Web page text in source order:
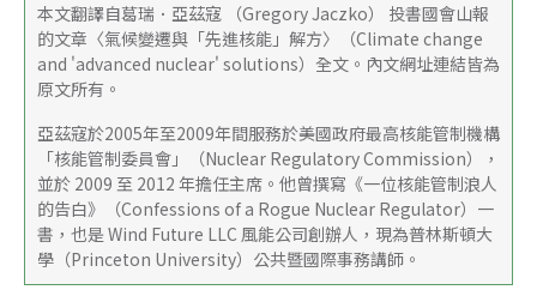
本文翻譯自葛瑞．亞茲寇 （Gregory Jaczko） 投書國會山報
的文章〈氣候變遷與「先進核能」解方〉（Climate change
and 'advanced nuclear' solutions）全文。內文網址連結皆為
原文所有。
亞茲寇於2005年至2009年間服務於美國政府最高核能管制機構
「核能管制委員會」（Nuclear Regulatory Commission），
並於 2009 至 2012 年擔任主席。他曾撰寫《一位核能管制浪人
的告白》（Confessions of a Rogue Nuclear Regulator）一
書，也是 Wind Future LLC 風能公司創辦人，現為普林斯頓大
學（Princeton University）公共暨國際事務講師。